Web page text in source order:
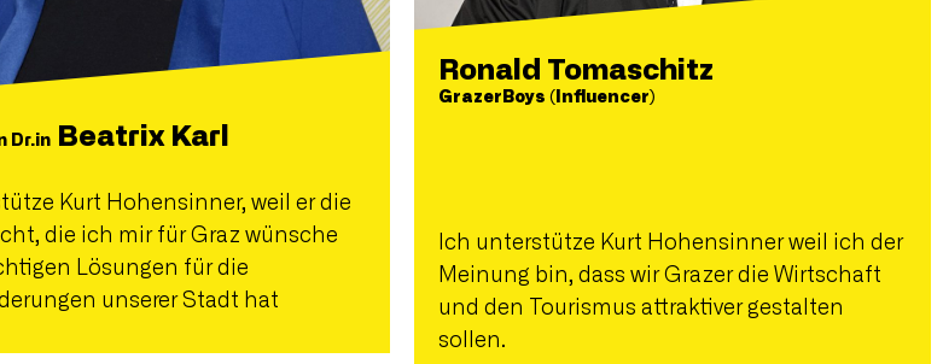
Dr.in Beatrix Karl
Kurt Hohensinner, weil er die
die ich mir für Graz wünsche
Lösungen für die
unserer Stadt hat
Ronald Tomaschitz
GrazerBoys (Influencer)
Ich unterstütze Kurt Hohensinner weil ich der
Meinung bin, dass wir Grazer die Wirtschaft
und den Tourismus attraktiver gestalten
sollen.